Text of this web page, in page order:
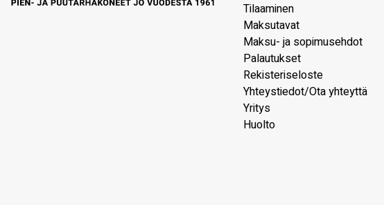
Tilaaminen
Maksutavat
Maksu- ja sopimusehdot
Palautukset
Rekisteriseloste
Yhteystiedot/Ota yhteyttä
Yritys
Huolto